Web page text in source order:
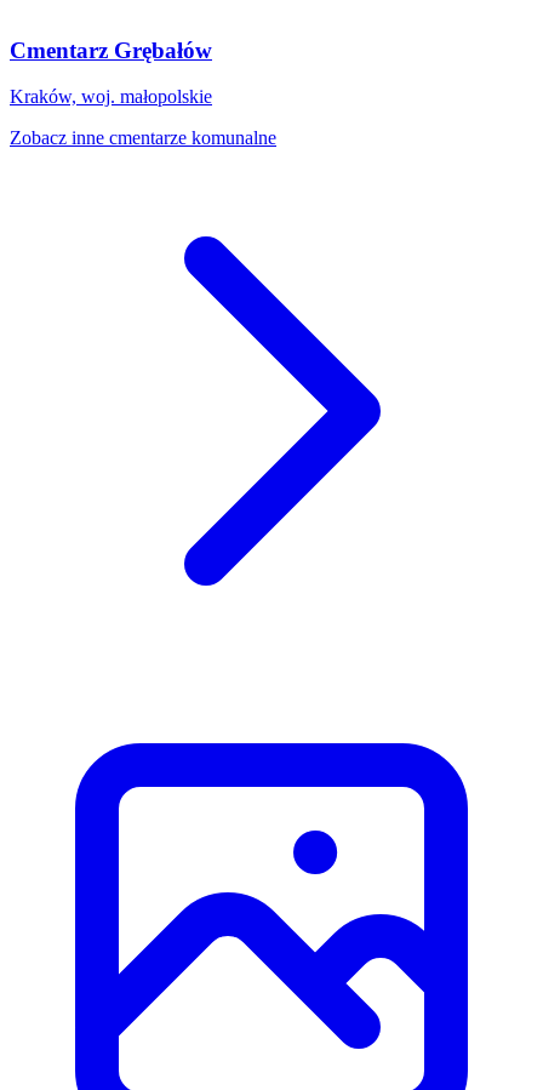
Cmentarz Grębałów
Kraków, woj. małopolskie
Zobacz inne cmentarze komunalne